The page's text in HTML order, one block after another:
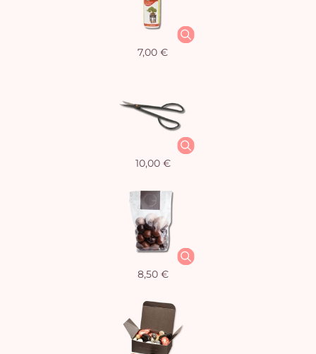
7,00 €
10,00 €
8,50 €